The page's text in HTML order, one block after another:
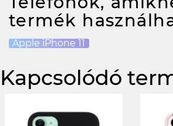
termék
Apple iPhone 11
Kapcsolódó